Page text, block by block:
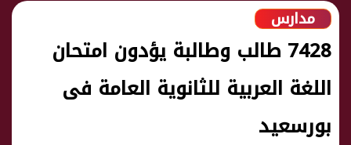
مدارس
7428 طالب وطالبة يؤدون امتحان
اللغة العربية للثانوية العامة فى
بورسعيد